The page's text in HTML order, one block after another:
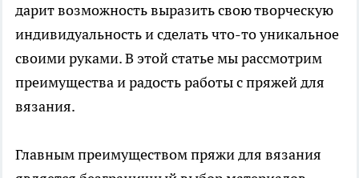
дарит возможность выразить свою творческую
индивидуальность и сделать что-то уникальное
своими руками. В этой статье мы рассмотрим
преимущества и радость работы с пряжей для
вязания.
Главным преимуществом пряжи для вязания